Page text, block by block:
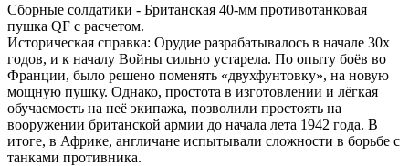
Сборные солдатики - Британская 40-мм противотанковая
пушка QF с расчетом.
Историческая справка: Орудие разрабатывалось в начале 30х
годов, и к началу Войны сильно устарела. По опыту боёв во
Франции, было решено поменять «двухфунтовку», на новую
мощную пушку. Однако, простота в изготовлении и лёгкая
обучаемость на неё экипажа, позволили простоять на
вооружении британской армии до начала лета 1942 года. В
итоге, в Африке, англичане испытывали сложности в борьбе с
танками противника.